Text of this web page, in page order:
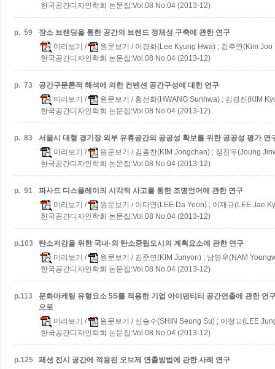
한국공간디자인학회 논문집:Vol.08 No.04 (2013-12)
p. 59
장소 브랜딩을 통한 공간의 브랜드 정체성 구축에 관한 연구
미리보기 / 원문보기 / 이경화(Lee Kyung Hwa) ; 김주연(Kim Joo
한국공간디자인학회 논문집:Vol.08 No.04 (2013-12)
p. 73
공간구문론적 해석에 의한 컨벤션 공간구성에 대한 연구
미리보기 / 원문보기 / 황선화(HWANG Sunhwa) ; 김경진(KIM
한국공간디자인학회 논문집:Vol.08 No.04 (2013-12)
p. 83
서울시 대형 경기장 외부 유휴공간의 공공성 확보를 위한 공공성 평가 연
미리보기 / 원문보기 / 김종찬(KIM Jongchan) ; 정진우(Joung
한국공간디자인학회 논문집:Vol.08 No.04 (2013-12)
p. 91
파사드 디스플레이의 시각적 사고를 통한 조명언어에 관한 연구
미리보기 / 원문보기 / 이다연(LEE Da Yeon) ; 이재규(LEE Jae
한국공간디자인학회 논문집:Vol.08 No.04 (2013-12)
p.103
탄소저감을 위한 국내·외 탄소중립도시의 계획요소에 관한 연구
미리보기 / 원문보기 / 김준연(KIM Junyon) ; 남영우(NAM
한국공간디자인학회 논문집:Vol.08 No.04 (2013-12)
p.113
문화마케팅 유형요소 5S를 적용한 기업 아이덴티티 공간연출에 관한 연
으로
미리보기 / 원문보기 / 신승수(SHIN Seung Su) ; 이정교(LEE
한국공간디자인학회 논문집:Vol.08 No.04 (2013-12)
p.125
패션 전시 공간에 적용된 오브제 연출방법에 관한 사례 연구